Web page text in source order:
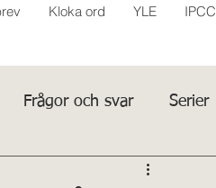
Kloka ord YLE IPCC
Frågor och svar Serier